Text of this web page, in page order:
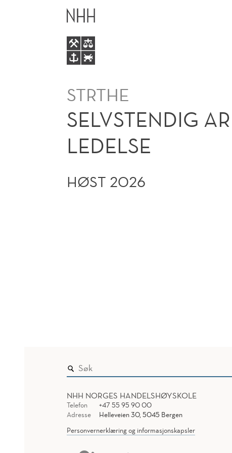
SELVSTENDIG
ARBEID
HOVEDPROFILEN
STRATEGI
LEDELSE
STRTHE
SELVSTENDIG
LEDELSE
HØST 2026
NHH NORGES HANDELSHØYSKOLE
Telefon
+47 55 95 90 00
Adresse
Helleveien 30, 5045 Bergen
Personvernerklæring og informasjonskapsler